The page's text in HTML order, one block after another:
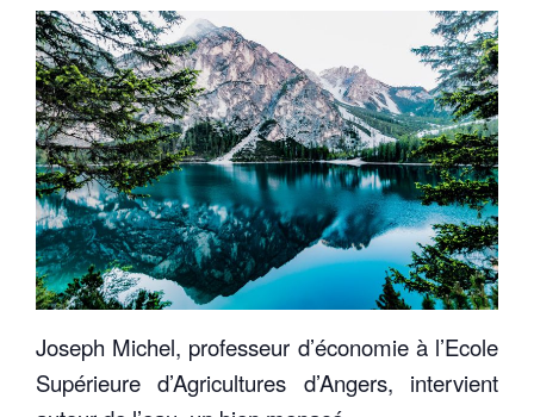
Joseph Michel, professeur d’économie à l’Ecole
Supérieure d’Agricultures d’Angers, intervient